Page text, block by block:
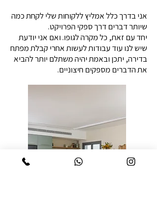
אני בדרך כלל אמליץ ללקוחות שלי לקחת כמה
שיותר דברים דרך ספקי הפרויקט.
יחד עם זאת, כל מקרה לגופו. ואם אני יודעת
שיש לנו עוד עבודות לעשות אחרי קבלת מפתח
בדירה, יתכן ובאמת יהיה משתלם יותר להביא
את הדברים מספקים חיצוניים.